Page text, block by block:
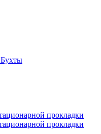
Бухты
прокладки
прокладки